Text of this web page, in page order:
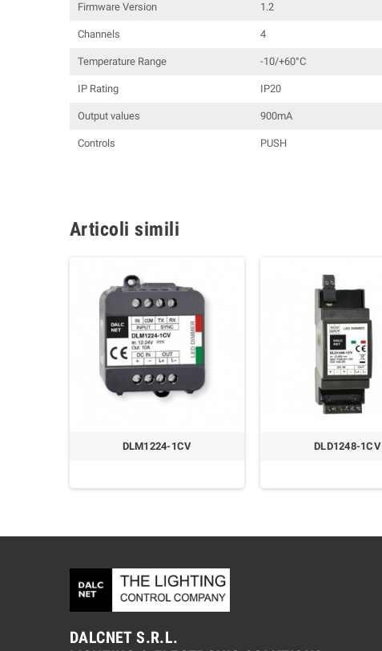
Firmware Version 1.2
Channels 4
Temperature Range -10/+60°C
IP Rating IP20
Output values 900mA
Controls PUSH
Articoli simili
DLM1224-1CV DLD1248-1CV
DALCNET S.R.L.